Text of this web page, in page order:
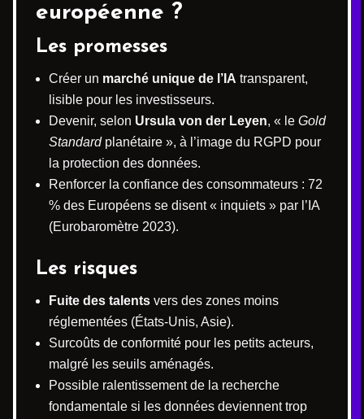
européenne ?
Les promesses
Créer un marché unique de l’IA transparent,
lisible pour les investisseurs.
Devenir, selon Ursula von der Leyen, « le Gold
Standardplanétaire », à l’image du RGPD pour
la protection des données.
Renforcer la confiance des consommateurs : 72
% des Européens se disent « inquiets » par l’IA
(Eurobaromètre 2023).
Les risques
Fuite des talents vers des zones moins
réglementées (États-Unis, Asie).
Surcoûts de conformité pour les petits acteurs,
malgré les seuils aménagés.
Possible ralentissement de la recherche
fondamentale si les données deviennent trop